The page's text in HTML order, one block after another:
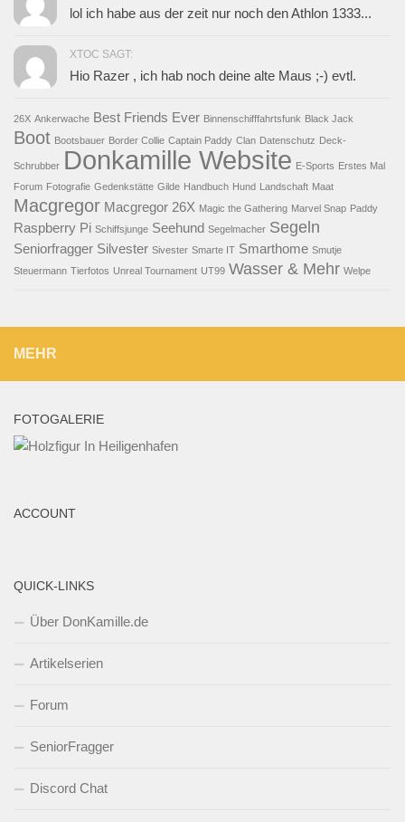
lol ich habe aus der zeit nur noch den Athlon 1333...
XTOC SAGT:
Hio Razer , ich hab noch deine alte Maus ;-) evtl.
26X Ankerwache Best Friends Ever Binnenschifffahrtsfunk Black Jack
Boot Bootsbauer Border Collie Captain Paddy Clan Datenschutz Deck-
Schrubber Donkamille Website E-Sports Erstes Mal
Forum Fotografie Gedenkstätte Gilde Handbuch Hund Landschaft Maat
Macgregor Macgregor 26X Magic the Gathering Marvel Snap Paddy
Raspberry Pi Schiffsjunge Seehund Segelmacher Segeln
Seniorfragger Silvester Sivester Smarte IT Smarthome Smutje
Steuermann Tierfotos Unreal Tournament UT99 Wasser & Mehr Welpe
MEHR
FOTOGALERIE
ACCOUNT
QUICK-LINKS
Über DonKamille.de
Artikelserien
Forum
SeniorFragger
Discord Chat